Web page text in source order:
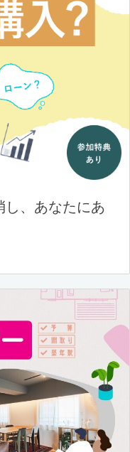
し、あなたにあ